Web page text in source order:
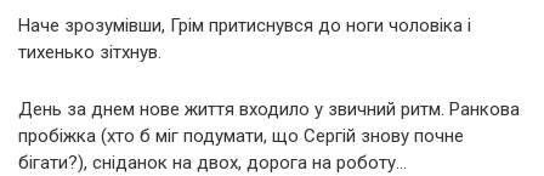
Наче зрозумівши, Грім притиснувся до ноги чоловіка і
тихенько зітхнув.
День за днем нове життя входило у звичний ритм. Ранкова
пробіжка (хто б міг подумати, що Сергій знову почне
бігати?), сніданок на двох, дорога на роботу…